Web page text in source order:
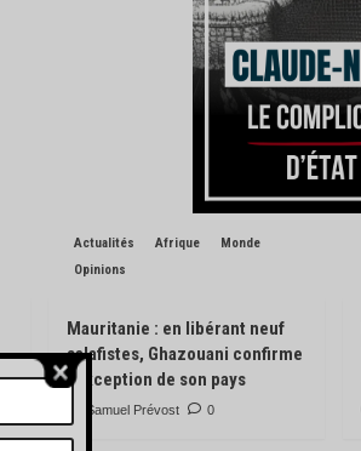
Actualités Afrique
Monde
Opinions
Mauritanie : en libérant neuf
salafistes, Ghazouani confirme
l’exception de son pays
Samuel Prévost 0